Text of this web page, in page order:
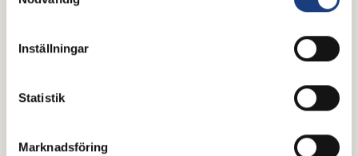
Inställningar
Statistik
Marknadsföring
Våra samarbetspartners hjälper oss att utveckla, utbilda och vara